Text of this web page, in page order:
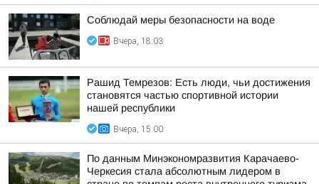
Соблюдай меры безопасности на воде
Вчера, 18:03
Рашид Темрезов: Есть люди, чьи достижения
становятся частью спортивной истории
нашей республики
Вчера, 15:00
По данным Минэкономразвития Карачаево-
Черкесия стала абсолютным лидером в